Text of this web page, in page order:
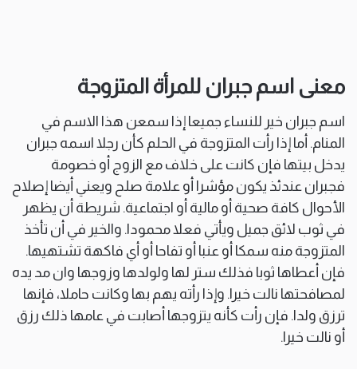
معنى اسم جبران للمرأة المتزوجة
اسم جبران خير للنساء جميعا إذا سمعن هذا الاسم في
المنام. أما إذا رأت المتزوجة في الحلم كأن رجلا اسمه جبران
يدخل بيتها فإن كانت على خلاف مع الزوج أو خصومة
فجبران عندئذ يكون مؤشرا أو علامة صلح ويعني أيضا إصلاح
الأحوال كافة صحية أو مالية أو اجتماعية. شريطة أن يظهر
في ثوب لائق جميل ويأتي فعلا محمودا. والخير في أن تأخذ
المتزوجة منه سمكا أو عنبا أو تفاحا أو أي فاكهة تشتهيها.
فإن أعطاها ثوبا فذلك ستر لها ولولدها وزوجها وان مد يده
لمصافحتها نالت خيرا. وإذا رأته يهم بها وكانت حاملا، فإنها
ترزق ولدا. فإن رأت كأنه يتزوجها أصابت في عامها ذلك رزق
أو نالت خيرا.